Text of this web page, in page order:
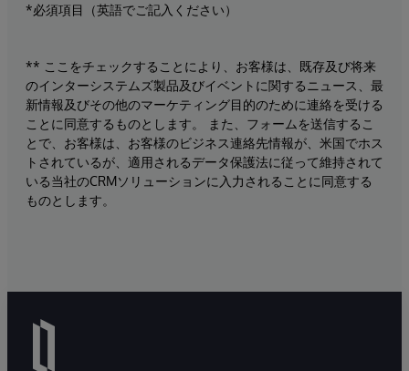
*必須項目（英語でご記入ください）
** ここをチェックすることにより、お客様は、既存及び将来
のインターシステムズ製品及びイベントに関するニュース、最
新情報及びその他のマーケティング目的のために連絡を受ける
ことに同意するものとします。 また、フォームを送信するこ
とで、お客様は、お客様のビジネス連絡先情報が、米国でホス
トされているが、適用されるデータ保護法に従って維持されて
いる当社のCRMソリューションに入力されることに同意する
ものとします。